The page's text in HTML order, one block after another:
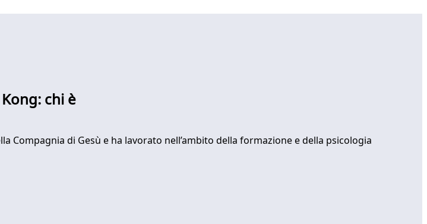
chi è
Compagnia di Gesù e ha lavorato nell’ambito della formazione e della psicologia